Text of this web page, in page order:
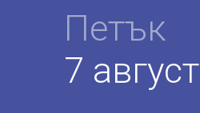
Петък
7 август